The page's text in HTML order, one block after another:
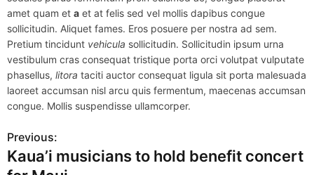
amet quam et a et at felis sed vel mollis dapibus congue
sollicitudin. Aliquet fames. Eros posuere per nostra ad sem.
Pretium tincidunt vehicula sollicitudin. Sollicitudin ipsum urna
vestibulum cras consequat tristique porta orci volutpat vulputate
phasellus, litora taciti auctor consequat ligula sit porta malesuada
laoreet accumsan nisl arcu quis fermentum, maecenas accumsan
congue. Mollis suspendisse ullamcorper.
P
o
Previous:
Kaua’i musicians to hold benefit concert